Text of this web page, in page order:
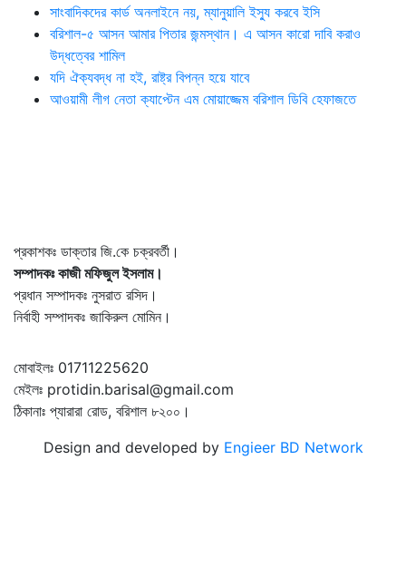
সাংবাদিকদের কার্ড অনলাইনে নয়, ম্যানুয়ালি ইস্যু করবে ইসি
বরিশাল-৫ আসন আমার পিতার জন্মস্থান। এ আসন কারো দাবি করাও
উদ্ধত্বের শামিল
যদি ঐক্যবদ্ধ না হই, রাষ্ট্র বিপন্ন হয়ে যাবে
আওয়ামী লীগ নেতা ক্যাপ্টেন এম মোয়াজ্জেম বরিশাল ডিবি হেফাজতে
প্রকাশকঃ ডাক্তার জি.কে চক্রবর্তী।
সম্পাদকঃ কাজী মফিজুল ইসলাম।
প্রধান সম্পাদকঃ নুসরাত রসিদ।
নির্বাহী সম্পাদকঃ জাকিরুল মোমিন।
মোবাইলঃ 01711225620
মেইলঃ protidin.barisal@gmail.com
ঠিকানাঃ প্যারারা রোড, বরিশাল ৮২০০।
Design and developed by Engieer BD Network